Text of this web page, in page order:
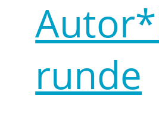
runde